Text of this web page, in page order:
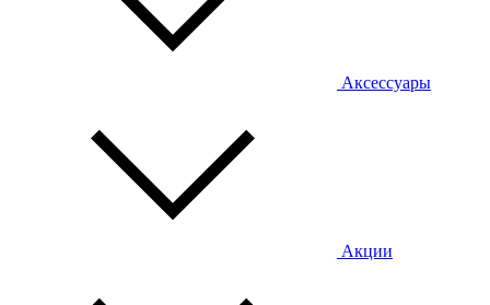
Аксессуары
Акции